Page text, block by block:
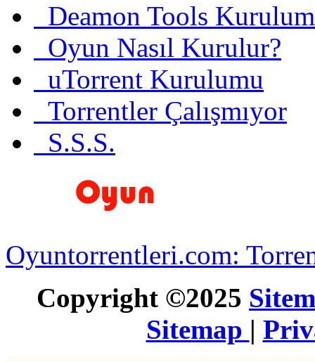
Deamon Tools
Oyun Nasıl Kurulur?
uTorrent Kurulumu
Torrentler Çalışmıyor
S.S.S.
Oyuntorrentleri.com:
Copyright ©2025
Sitemap |